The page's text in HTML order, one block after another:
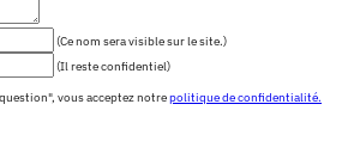
(Ce nom sera visible sur le site.)
(Il reste confidentiel)
vous acceptez notrepolitique de confidentialité.